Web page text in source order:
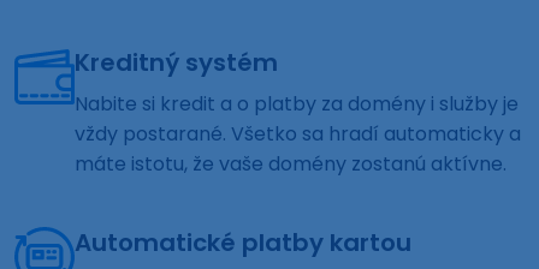
Kreditný systém
Nabite si kredit a o platby za domény i služby je
vždy postarané. Všetko sa hradí automaticky a
máte istotu, že vaše domény zostanú aktívne.
Automatické platby kartou